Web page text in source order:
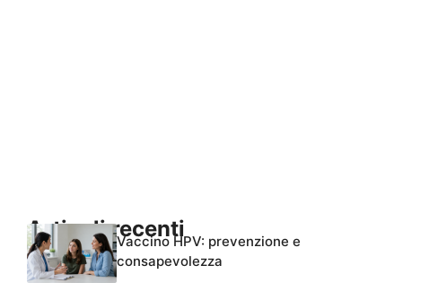
Articoli recentiVaccino HPV: prevenzione e
consapevolezza